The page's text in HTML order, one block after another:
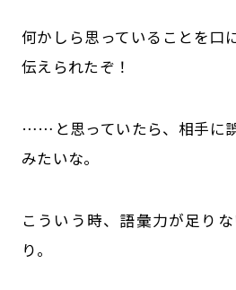
何かしら思っていることを口
伝えられたぞ！
……と思っていたら、相手に
みたいな。
こういう時、語彙力が足り
り。